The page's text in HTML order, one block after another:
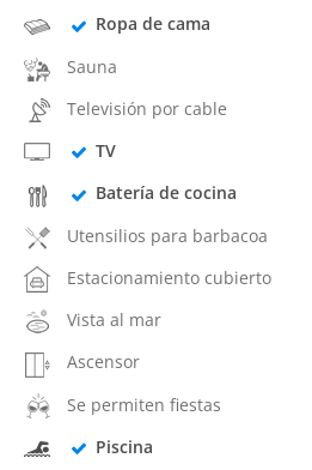
Ropa de cama
Sauna
Televisión por cable
TV
Batería de cocina
Utensilios para barbacoa
Estacionamiento cubierto
Vista al mar
Ascensor
Se permiten fiestas
Piscina